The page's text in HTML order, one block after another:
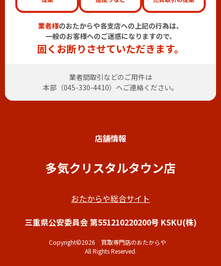
業者様のおたからや各支店への上記の行為は、
一般のお客様へのご迷惑になりますので、
固くお断りさせていただきます。
業者間取引などのご用件は
本部（045-330-4410）へご連絡ください。
店舗情報
多気クリスタルタウン店
おたからや総合サイト
三重県公安委員会 第551210220200号 KSKU(株)
Copyright©2026 買取専門店のおたからや
All Rights Reserved.